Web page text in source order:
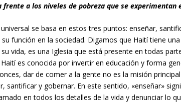
frente a los niveles de pobreza que se experimentan
se basa en estos tres puntos: enseñar,
función en la sociedad. Digamos que Haití tiene
vida, es una Iglesia que está presente en todas
es conocida por invertir en educación y forma
dar de comer a la gente no es la misión
santificar y gobernar. En este sentido, «enseñar»
en todos los detalles de la vida y denunciar lo